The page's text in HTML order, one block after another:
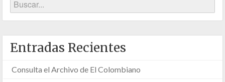
Entradas Recientes
Consulta el Archivo de El Colombiano